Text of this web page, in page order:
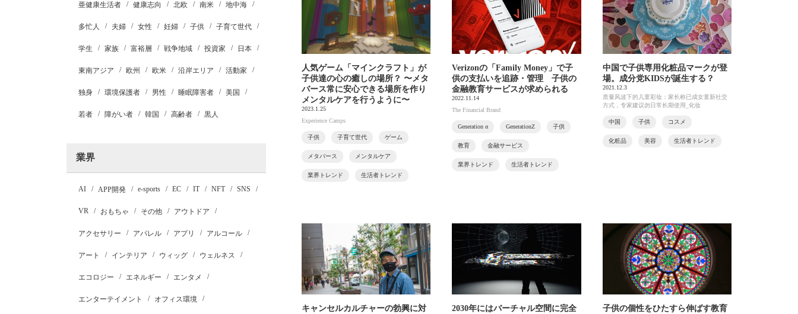
亜健康生活者 健康志向 北欧 南米 地中海
多忙人 夫婦 女性 妊婦 子供 子育て世代
学生 家族 富裕層 戦争地域 投資家 日本
東南アジア 欧州 欧米 沿岸エリア 活動家
独身 環境保護者 男性 睡眠障害者 美国
若者 障がい者 韓国 高齢者 黒人
業界
AI APP開発 e-sports EC IT NFT SNS
VR おもちゃ その他 アウトドア
アクセサリー アパレル アプリ アルコール
アート インテリア ウィッグ ウェルネス
エコロジー エネルギー エンタメ
エンターテイメント オフィス環境
人気ゲーム「マインクラフト」が
子供達の心の癒しの場所？ 〜メタ
バース常に安心できる場所を作り
メンタルケアを行うように〜
2023.1.25
Experience Camps
子供 子育て世代 ゲーム
メタバース メンタルケア
業界トレンド 生活者トレンド
Verizonの「Family Money」で子
供の支払いを追跡・管理 子供の
金融教育サービスが求められる
2022.11.14
The Financial Brand
Generation α GenerationZ 子供
教育 金融サービス
業界トレンド 生活者トレンド
中国で子供専用化粧品マークが登
場。成分党KIDSが誕生する？
2021.12.3
质量风波下的儿童彩妆：家长称已成女童新社交
方式，专家建议勿日常长期使用_化妆
中国 子供 コスメ
化粧品 美容 生活者トレンド
キャンセルカルチャーの勃興に対
2030年にはバーチャル空間に完全
子供の個性をひたすら伸ばす教育